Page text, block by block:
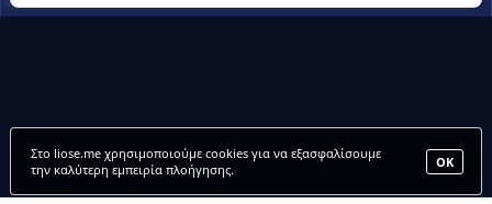
ΟΚ
Στο liose.me χρησιμοποιούμε cookies για να εξασφαλίσουμε
την καλύτερη εμπειρία πλοήγησης.